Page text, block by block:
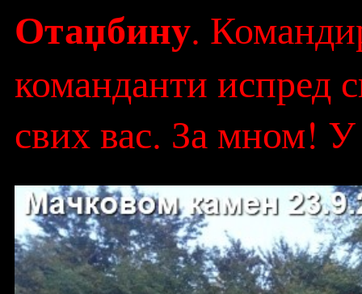
Отаџбину.
команданти испред
свих вас. За мном!